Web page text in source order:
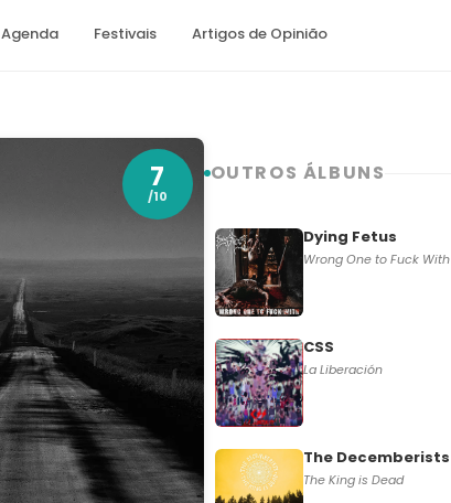
Agenda Festivais Artigos de Opinião
7
/10
OUTROS ÁLBUNS
Dying Fetus
Wrong One to Fuck With
CSS
La Liberación
The Decemberists
The King is Dead